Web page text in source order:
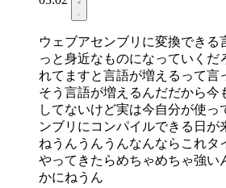
ウェブアセンブリに変換できる
っと身近なものになっていくだ
れてますと言語が増えるって言
そう言語が増えるんだだから今
してないけど実は今自分が使っ
ンブリにコンパイルできる日が
ねうんうんうんなんならこれタ
やってきたらめちゃめちゃ強い
かにねうん